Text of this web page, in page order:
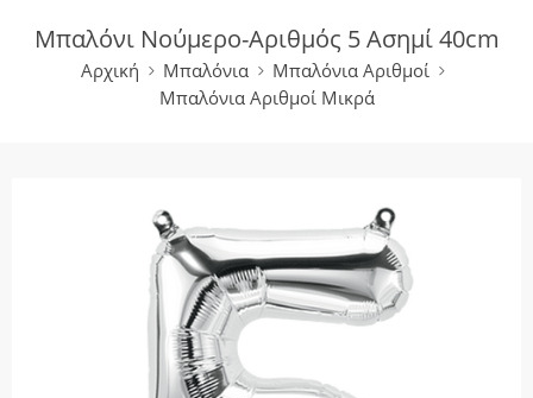
Μπαλόνι Νούμερο-Αριθμός 5 Ασημί 40cm
Αρχική Μπαλόνια
Μπαλόνια Αριθμοί
Μπαλόνια Αριθμοί Μικρά